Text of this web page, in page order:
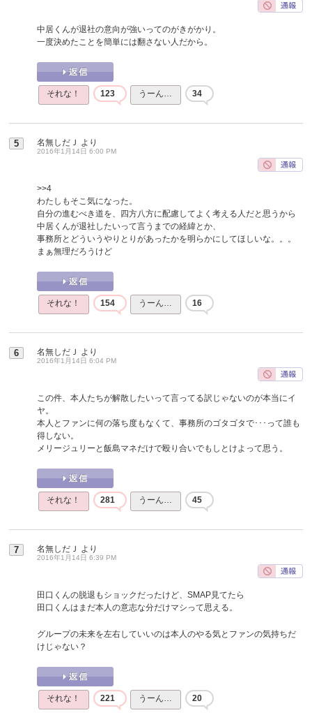
中居くんが退社の意向が強いってのがきがかり。
一度決めたことを簡単には翻さない人だから。
それな！ 123 うーん… 34
5 名無しだＪ より
2016年1月14日 6:00 PM
>>4
わたしもそこ気になった。
自分の進むべき道を、四方八方に配慮してよく考える人だと思うから
中居くんが退社したいって言うまでの経緯とか、
事務所とどういうやりとりがあったかを明らかにしてほしいな。。。
まぁ無理だろうけど
それな！ 154 うーん… 16
6 名無しだＪ より
2016年1月14日 6:04 PM
この件、本人たちが解散したいって言ってる訳じゃないのが本当にイ
ヤ。
本人とファンに何の落ち度もなくて、事務所のゴタゴタで･･･って誰も
得しない。
メリージュリーと飯島マネだけで殴り合いでもしとけよって思う。
それな！ 281 うーん… 45
7 名無しだＪ より
2016年1月14日 6:39 PM
田口くんの脱退もショックだったけど、SMAP見てたら
田口くんはまだ本人の意志な分だけマシって思える。
グループの未来を左右していいのは本人のやる気とファンの気持ちだ
けじゃない？
それな！ 221 うーん… 20